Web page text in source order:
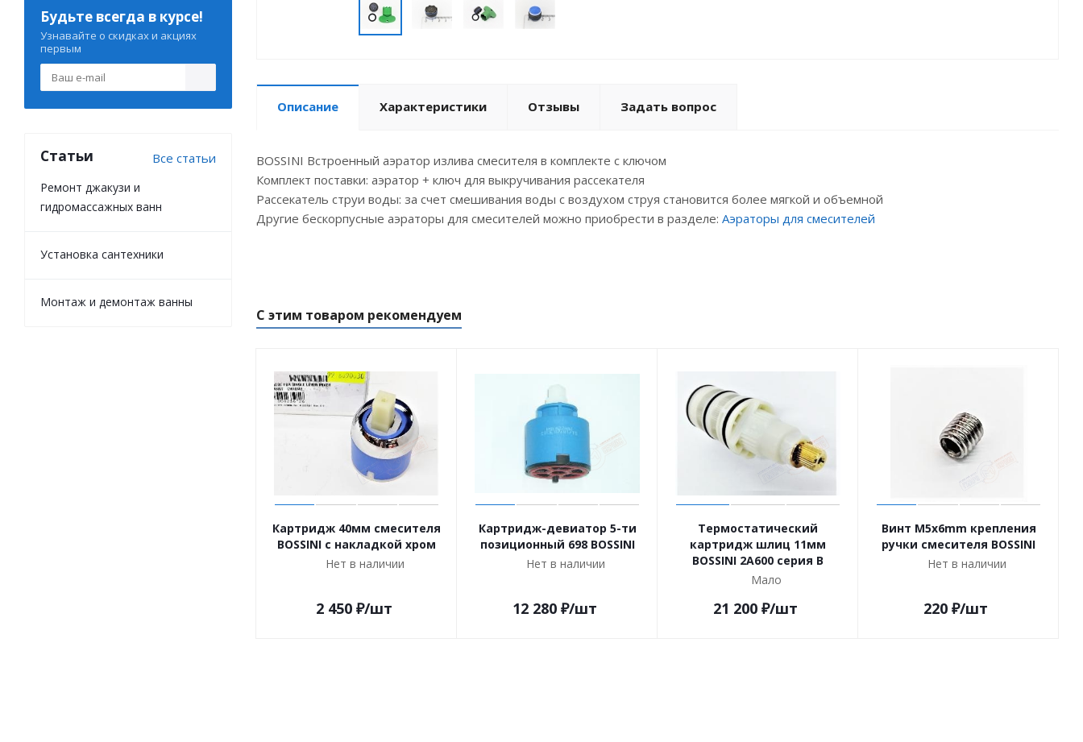
Описание Характеристики Отзывы Задать вопрос
BOSSINI Встроенный аэратор излива смесителя в комплекте с ключом
Комплект поставки: аэратор + ключ для выкручивания рассекателя
Рассекатель струи воды: за счет смешивания воды с воздухом струя становится более мягкой и объемной
Другие бескорпусные аэраторы для смесителей можно приобрести в разделе: Аэраторы для смесителей
С этим товаром рекомендуем
Картридж 40мм смесителя
BOSSINI с накладкой хром
Нет в наличии
2 450₽/шт
Картридж-девиатор 5-ти
позиционный 698 BOSSINI
Нет в наличии
12 280₽/шт
Термостатический
картридж шлиц 11мм
BOSSINI 2A600 серия B
Мало
21 200₽/шт
Винт M5x6mm крепления
ручки смесителя BOSSINI
Нет в наличии
220 ₽/шт
Будьте всегда в курсе!
Узнавайте о скидках и акциях
первым
Статьи Все статьи
Ремонт джакузи и
гидромассажных ванн
Установка сантехники
Монтаж и демонтаж ванны